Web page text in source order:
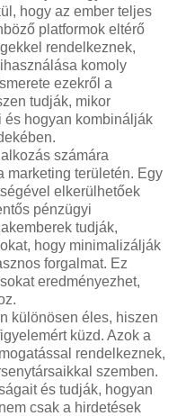
hogy az ember teljes
platformok eltérő
rendelkeznek,
komoly
ezekről a
tudják, mikor
és hogyan kombinálják
számára
marketing területén. Egy
elkerülhetőek
pénzügyi
tudják,
hogy minimalizálják
forgalmat. Ez
eredményezhet,
különösen éles, hiszen
küzd. Azok a
rendelkeznek,
szemben.
és tudják, hogyan
csak a hirdetések